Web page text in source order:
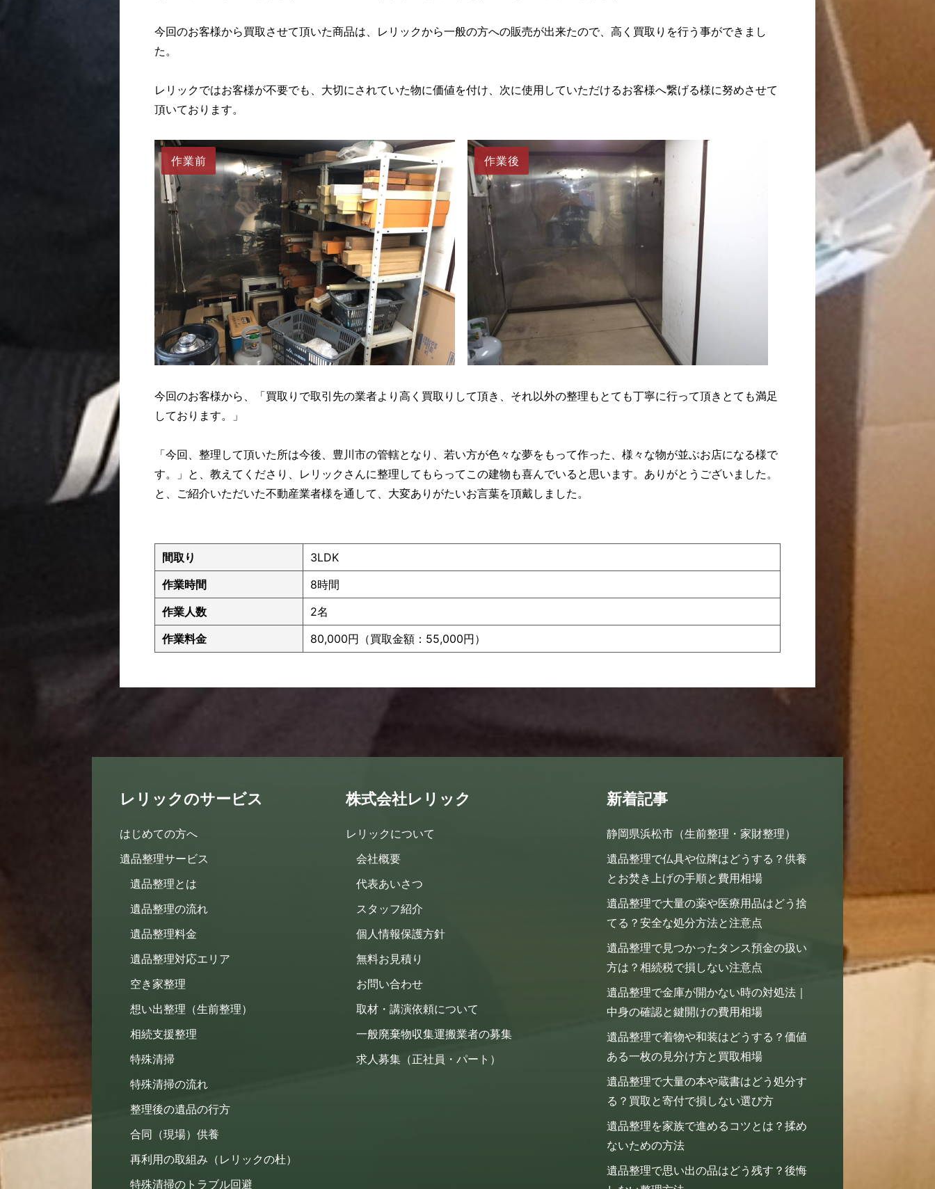
今回のお客様から買取させて頂いた商品は、レリックから一般の方への販売が出来たので、高く買取りを行う事ができまし
た。
レリックではお客様が不要でも、大切にされていた物に価値を付け、次に使用していただけるお客様へ繋げる様に努めさせて
頂いております。
作業前 作業後
今回のお客様から、「買取りで取引先の業者より高く買取りして頂き、それ以外の整理もとても丁寧に行って頂きとても満足
しております。」
「今回、整理して頂いた所は今後、豊川市の管轄となり、若い方が色々な夢をもって作った、様々な物が並ぶお店になる様で
す。」と、教えてくださり、レリックさんに整理してもらってこの建物も喜んでいると思います。ありがとうございました。
と、ご紹介いただいた不動産業者様を通して、大変ありがたいお言葉を頂戴しました。
間取り
3LDK
作業時間
8時間
作業人数
2名
作業料金
80,000円（買取金額：55,000円）
レリックのサービス
はじめての方へ
遺品整理サービス
遺品整理とは
遺品整理の流れ
遺品整理料金
遺品整理対応エリア
空き家整理
想い出整理（生前整理）
相続支援整理
特殊清掃
特殊清掃の流れ
整理後の遺品の行方
合同（現場）供養
再利用の取組み（レリックの杜）
特殊清掃のトラブル回避
株式会社レリック
レリックについて
会社概要
代表あいさつ
スタッフ紹介
個人情報保護方針
無料お見積り
お問い合わせ
取材・講演依頼について
一般廃棄物収集運搬業者の募集
求人募集（正社員・パート）
新着記事
静岡県浜松市（生前整理・家財整理）
遺品整理で仏具や位牌はどうする？供養
とお焚き上げの手順と費用相場
遺品整理で大量の薬や医療用品はどう捨
てる？安全な処分方法と注意点
遺品整理で見つかったタンス預金の扱い
方は？相続税で損しない注意点
遺品整理で金庫が開かない時の対処法｜
中身の確認と鍵開けの費用相場
遺品整理で着物や和装はどうする？価値
ある一枚の見分け方と買取相場
遺品整理で大量の本や蔵書はどう処分す
る？買取と寄付で損しない選び方
遺品整理を家族で進めるコツとは？揉め
ないための方法
遺品整理で思い出の品はどう残す？後悔